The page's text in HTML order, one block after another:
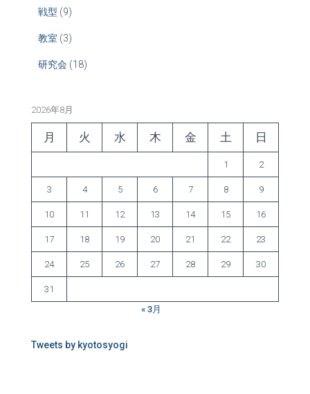
戦型 (9)
教室 (3)
研究会 (18)
2026年8月
月 火 水 木 金 土 日
1 2
3 4 5 6 7 8 9
10 11 12 13 14 15 16
17 18 19 20 21 22 23
24 25 26 27 28 29 30
31
« 3月
Tweets by kyotosyogi